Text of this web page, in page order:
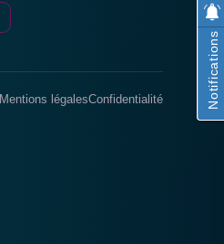
Mentions légalesConfidentialité Notifications